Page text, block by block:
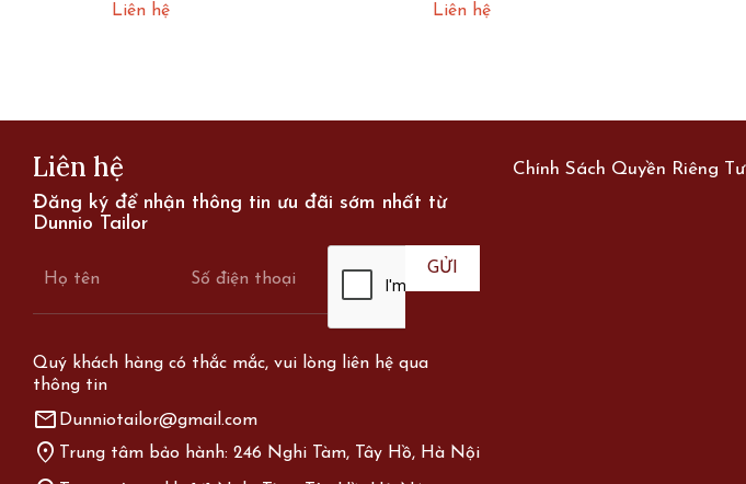
Liên hệ Liên hệ
Liên hệ
Đăng ký để nhận thông tin ưu đãi sớm nhất từ
Dunnio Tailor
Quý khách hàng có thắc mắc, vui lòng liên hệ qua
thông tin
mail Dunniotailor@gmail.com
location_on Trung tâm bảo hành: 246 Nghi Tàm, Tây Hồ, Hà Nội
Chính Sách Quyền Riêng Tư